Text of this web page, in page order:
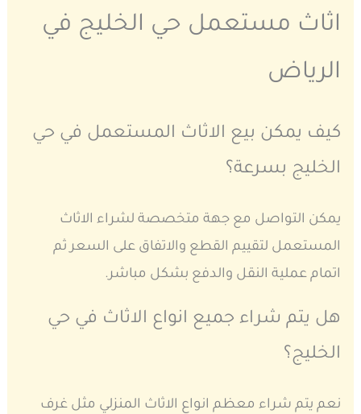
اثاث مستعمل حي الخليج في
الرياض
كيف يمكن بيع الاثاث المستعمل في حي
الخليج بسرعة؟
يمكن التواصل مع جهة متخصصة لشراء الاثاث
المستعمل لتقييم القطع والاتفاق على السعر ثم
اتمام عملية النقل والدفع بشكل مباشر.
هل يتم شراء جميع انواع الاثاث في حي
الخليج؟
نعم يتم شراء معظم انواع الاثاث المنزلي مثل غرف